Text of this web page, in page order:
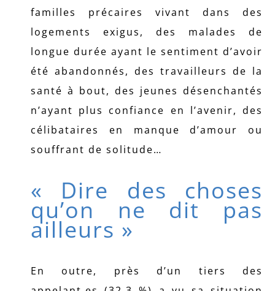
familles précaires vivant dans des
logements exigus, des malades de
longue durée ayant le sentiment d’avoir
été abandonnés, des travailleurs de la
santé à bout, des jeunes désenchantés
n’ayant plus confiance en l’avenir, des
célibataires en manque d’amour ou
souffrant de solitude…
« Dire des choses
qu’on ne dit pas
ailleurs »
En outre, près d’un tiers des